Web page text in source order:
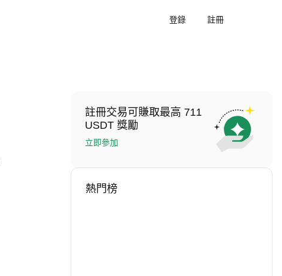
登錄 註冊
註冊交易可賺取最高 711
USDT 獎勵
立即參加
熱門榜